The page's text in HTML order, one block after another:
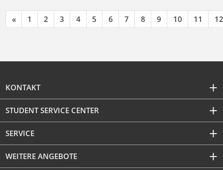
« 1 2 3 4 5 6 7 8 9 10 11 12
KONTAKT
STUDENT SERVICE CENTER
SERVICE
WEITERE ANGEBOTE